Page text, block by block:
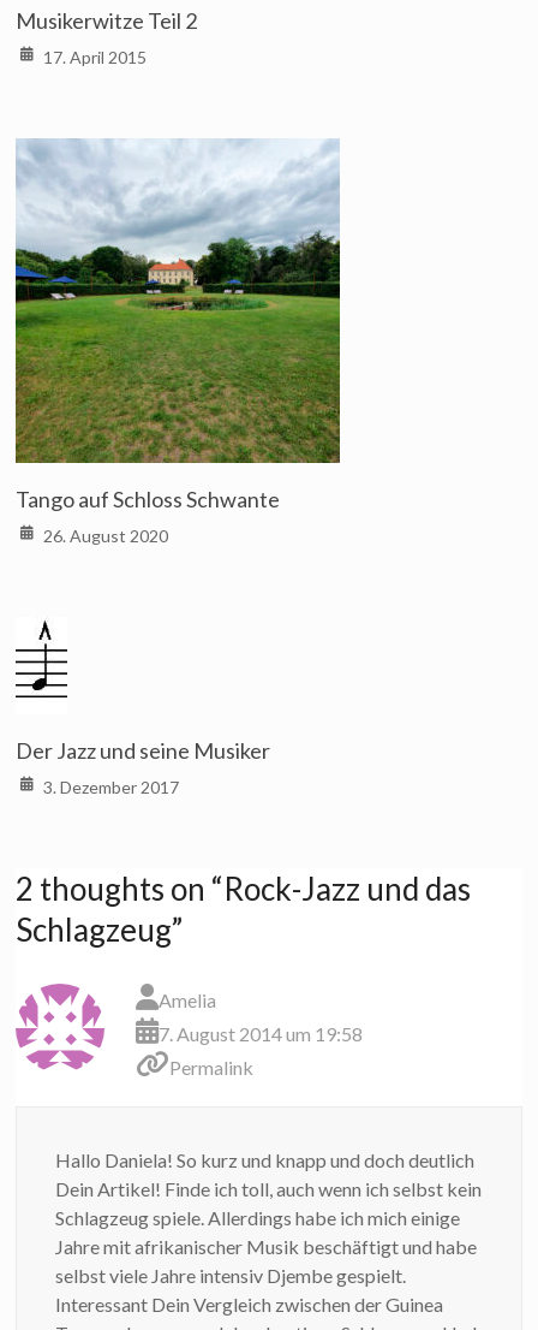
Musikerwitze Teil 2
17. April 2015
Tango auf Schloss Schwante
26. August 2020
Der Jazz und seine Musiker
3. Dezember 2017
2 thoughts on “Rock-Jazz und das
Schlagzeug”
Amelia
7. August 2014 um 19:58
Permalink
Hallo Daniela! So kurz und knapp und doch deutlich
Dein Artikel! Finde ich toll, auch wenn ich selbst kein
Schlagzeug spiele. Allerdings habe ich mich einige
Jahre mit afrikanischer Musik beschäftigt und habe
selbst viele Jahre intensiv Djembe gespielt.
Interessant Dein Vergleich zwischen der Guinea